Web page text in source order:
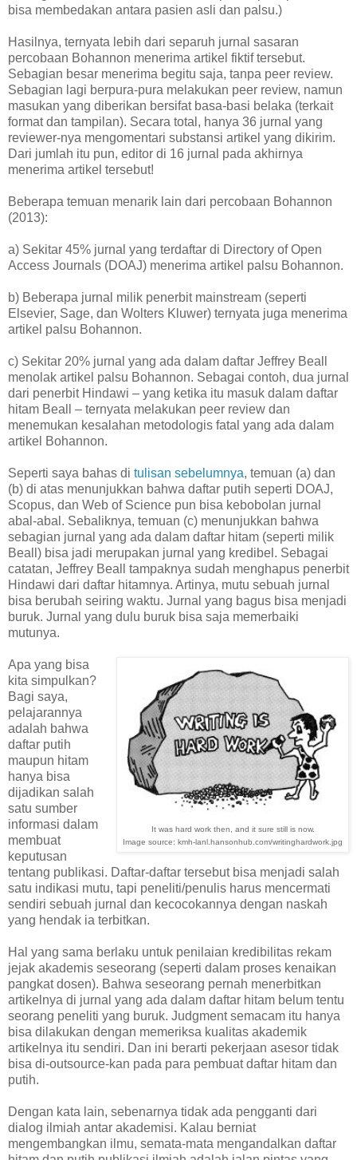
bisa membedakan antara pasien asli dan palsu.)
Hasilnya, ternyata lebih dari separuh jurnal sasaran
percobaan Bohannon menerima artikel fiktif tersebut.
Sebagian besar menerima begitu saja, tanpa peer review.
Sebagian lagi berpura-pura melakukan peer review, namun
masukan yang diberikan bersifat basa-basi belaka (terkait
format dan tampilan). Secara total, hanya 36 jurnal yang
reviewer-nya mengomentari substansi artikel yang dikirim.
Dari jumlah itu pun, editor di 16 jurnal pada akhirnya
menerima artikel tersebut!
Beberapa temuan menarik lain dari percobaan Bohannon
(2013):
a) Sekitar 45% jurnal yang terdaftar di Directory of Open
Access Journals (DOAJ) menerima artikel palsu Bohannon.
b) Beberapa jurnal milik penerbit mainstream (seperti
Elsevier, Sage, dan Wolters Kluwer) ternyata juga menerima
artikel palsu Bohannon.
c) Sekitar 20% jurnal yang ada dalam daftar Jeffrey Beall
menolak artikel palsu Bohannon. Sebagai contoh, dua jurnal
dari penerbit Hindawi – yang ketika itu masuk dalam daftar
hitam Beall – ternyata melakukan peer review dan
menemukan kesalahan metodologis fatal yang ada dalam
artikel Bohannon.
Seperti saya bahas di tulisan sebelumnya, temuan (a) dan
(b) di atas menunjukkan bahwa daftar putih seperti DOAJ,
Scopus, dan Web of Science pun bisa kebobolan jurnal
abal-abal. Sebaliknya, temuan (c) menunjukkan bahwa
sebagian jurnal yang ada dalam daftar hitam (seperti milik
Beall) bisa jadi merupakan jurnal yang kredibel. Sebagai
catatan, Jeffrey Beall tampaknya sudah menghapus penerbit
Hindawi dari daftar hitamnya. Artinya, mutu sebuah jurnal
bisa berubah seiring waktu. Jurnal yang bagus bisa menjadi
buruk. Jurnal yang dulu buruk bisa saja memerbaiki
mutunya.
It was hard work then, and it sure still is now.
Image source: kmh-lanl.hansonhub.com/writinghardwork.jpg
Apa yang bisa
kita simpulkan?
Bagi saya,
pelajarannya
adalah bahwa
daftar putih
maupun hitam
hanya bisa
dijadikan salah
satu sumber
informasi dalam
membuat
keputusan
tentang publikasi. Daftar-daftar tersebut bisa menjadi salah
satu indikasi mutu, tapi peneliti/penulis harus mencermati
sendiri sebuah jurnal dan kecocokannya dengan naskah
yang hendak ia terbitkan.
Hal yang sama berlaku untuk penilaian kredibilitas rekam
jejak akademis seseorang (seperti dalam proses kenaikan
pangkat dosen). Bahwa seseorang pernah menerbitkan
artikelnya di jurnal yang ada dalam daftar hitam belum tentu
seorang peneliti yang buruk. Judgment semacam itu hanya
bisa dilakukan dengan memeriksa kualitas akademik
artikelnya itu sendiri. Dan ini berarti pekerjaan asesor tidak
bisa di-outsource-kan pada para pembuat daftar hitam dan
putih.
Dengan kata lain, sebenarnya tidak ada pengganti dari
dialog ilmiah antar akademisi. Kalau berniat
mengembangkan ilmu, semata-mata mengandalkan daftar